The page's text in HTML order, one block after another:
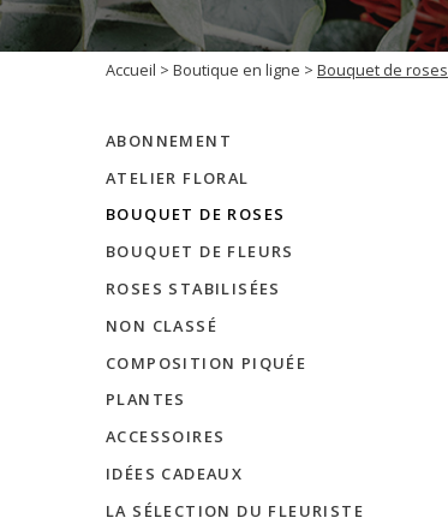
Accueil > Boutique en ligne > Bouquet de roses
ABONNEMENT
ATELIER FLORAL
BOUQUET DE ROSES
BOUQUET DE FLEURS
ROSES STABILISÉES
NON CLASSÉ
COMPOSITION PIQUÉE
PLANTES
ACCESSOIRES
IDÉES CADEAUX
LA SÉLECTION DU FLEURISTE